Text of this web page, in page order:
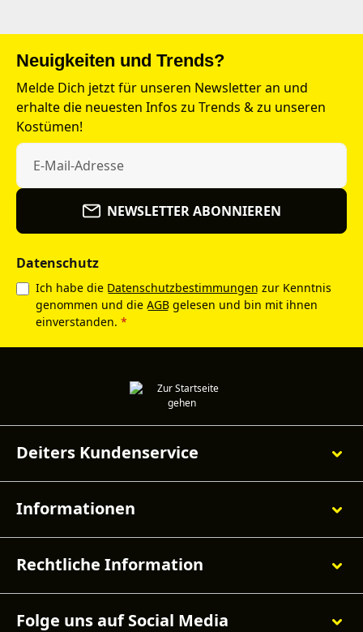
Neuigkeiten und Trends?
Melde Dich jetzt für unseren Newsletter an und
erhalte die neuesten Infos zu Trends & zu unseren
Kostümen!
NEWSLETTER ABONNIEREN
Datenschutz
Ich habe die Datenschutzbestimmungen zur Kenntnis
genommen und die AGB gelesen und bin mit ihnen
einverstanden. *
Deiters Kundenservice
Informationen
Rechtliche Information
Folge uns auf Social Media